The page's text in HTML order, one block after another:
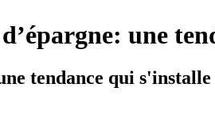
une
tendance qui s'installe